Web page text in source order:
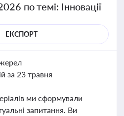
по темі: Інновації
ЕКСПОРТ
за 23 травня
ми сформували
запитання. Ви